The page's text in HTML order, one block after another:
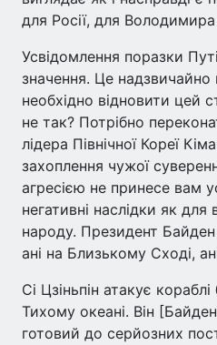
для Росії, для Володимира
Усвідомлення поразки
значення. Це надзвичайно
необхідно відновити цей
не так? Потрібно
лідера Північної Кореї
захоплення чужої
агресією не принесе вам
негативні наслідки як
народу. Президент
ані на Близькому Сході,
Сі Цзіньпін атакує
Тихому океані. Він
готовий до серйозних